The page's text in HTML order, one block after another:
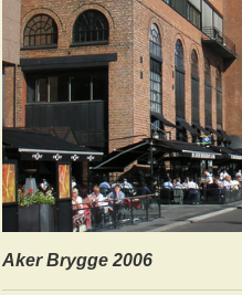
Aker Brygge 2006